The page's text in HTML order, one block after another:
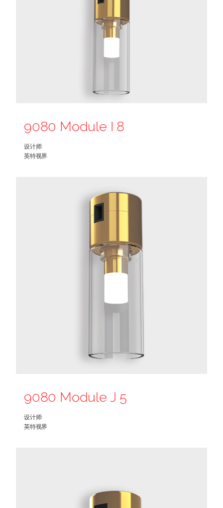
9080 Module I 8
设计师:
英特视界
9080 Module J 5
设计师:
英特视界